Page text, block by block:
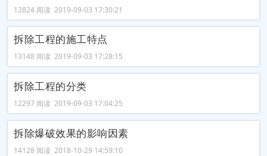
12824 阅读 2019-09-03 17:30:21
拆除工程的施工特点
13148 阅读 2019-09-03 17:28:15
拆除工程的分类
12297 阅读 2019-09-03 17:04:25
拆除爆破效果的影响因素
14128 阅读 2018-10-29 14:59:10